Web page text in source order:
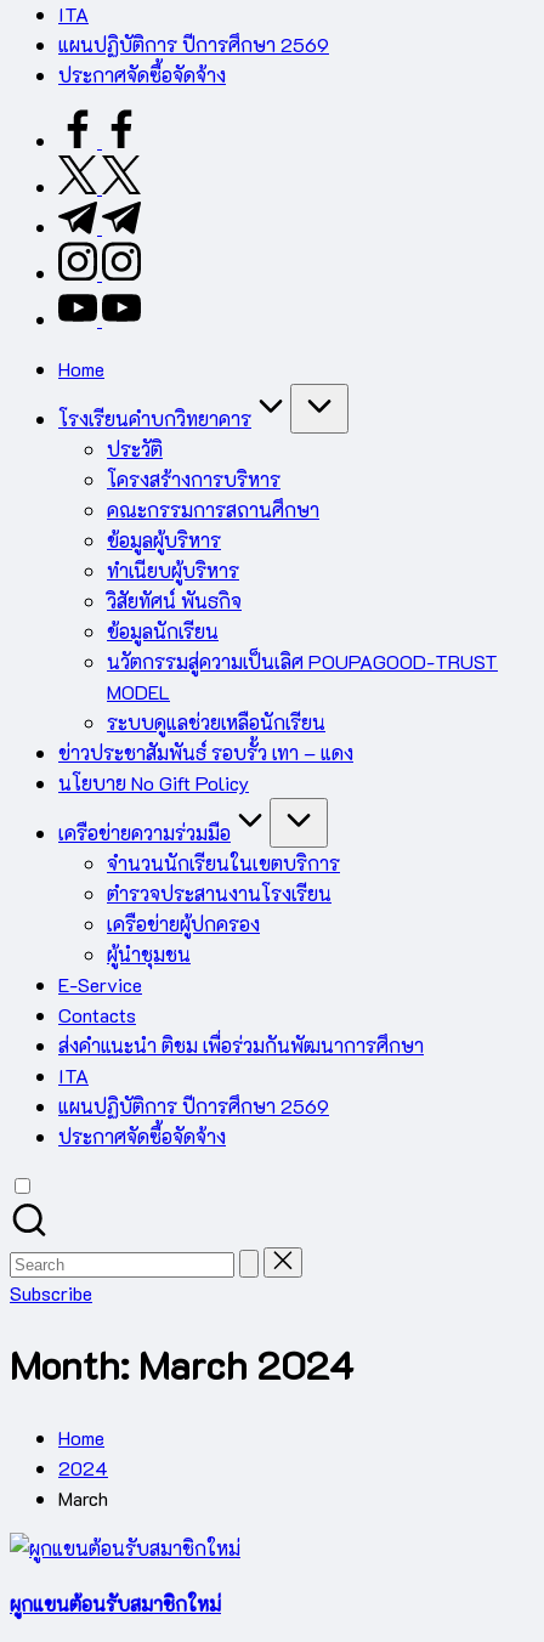
ITA
แผนปฏิบัติการ ปีการศึกษา 2569
ประกาศจัดซื้อจัดจ้าง
facebook.com
twitter.com
t.me
instagram.com
youtube.com
Home
โรงเรียนคำบกวิทยาคาร
ประวัติ
โครงสร้างการบริหาร
คณะกรรมการสถานศึกษา
ข้อมูลผู้บริหาร
ทำเนียบผู้บริหาร
วิสัยทัศน์ พันธกิจ
ข้อมูลนักเรียน
นวัตกรรมสู่ความเป็นเลิศ POUPAGOOD-TRUST
MODEL
ระบบดูแลช่วยเหลือนักเรียน
ข่าวประชาสัมพันธ์ รอบรั้ว เทา – แดง
นโยบาย No Gift Policy
เครือข่ายความร่วมมือ
จำนวนนักเรียนในเขตบริการ
ตำรวจประสานงานโรงเรียน
เครือข่ายผู้ปกครอง
ผู้นำชุมชน
E-Service
Contacts
ส่งคำแนะนำ ติชม เพื่อร่วมกันพัฒนาการศึกษา
ITA
แผนปฏิบัติการ ปีการศึกษา 2569
ประกาศจัดซื้อจัดจ้าง
Search
for:
Subscribe
Month: March 2024
Home
2024
March
ผูกแขนต้อนรับสมาชิกใหม่